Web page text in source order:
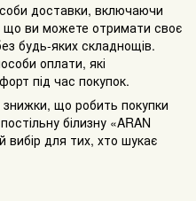
доставки, включаючи
що ви можете отримати своє
будь-яких складнощів.
оплати, які
під час покупок.
знижки, що робить покупки
білизну «ARAN
вибір для тих, хто шукає